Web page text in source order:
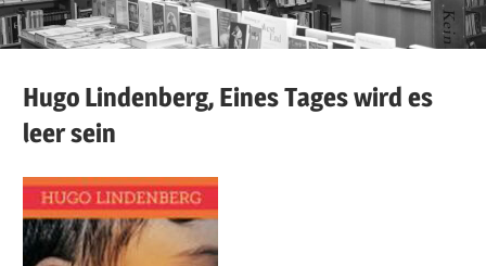
Hugo Lindenberg, Eines Tages wird es
leer sein